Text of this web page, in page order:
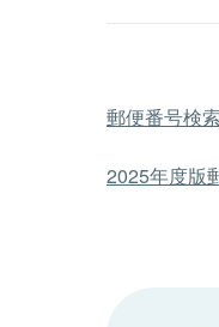
郵便番号検
2025年度版